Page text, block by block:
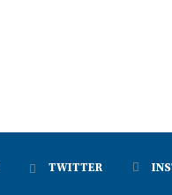
TWITTER